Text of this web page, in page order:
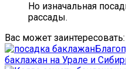
Но изначальная
рассады.
Вас может заинтересовать:
баклажан на Урале и